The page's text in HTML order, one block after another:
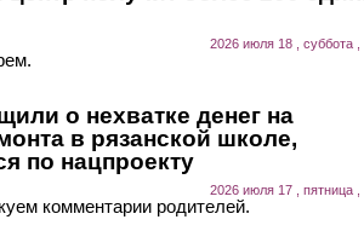
2026 июля 18 , суббота ,
о нехватке денег на
в рязанской школе,
по нацпроекту
2026 июля 17 , пятница ,
комментарии родителей.